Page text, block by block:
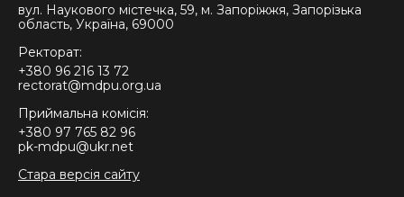
вул. Наукового містечка, 59, м. Запоріжжя, Запорізька
область, Україна, 69000
Ректорат:
+380 96 216 13 72
rectorat@mdpu.org.ua
Приймальна комісія:
+380 97 765 82 96
pk-mdpu@ukr.net
Стара версія сайту